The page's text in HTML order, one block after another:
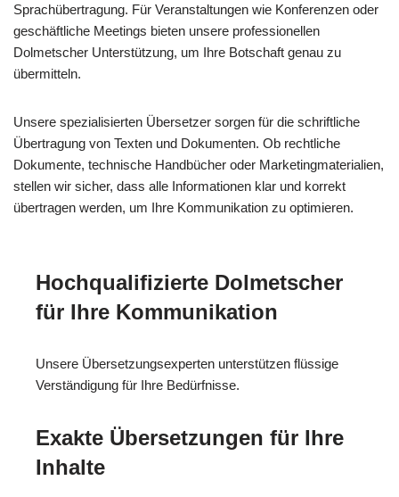
Sprachübertragung. Für Veranstaltungen wie Konferenzen oder
geschäftliche Meetings bieten unsere professionellen
Dolmetscher Unterstützung, um Ihre Botschaft genau zu
übermitteln.
Unsere spezialisierten Übersetzer sorgen für die schriftliche
Übertragung von Texten und Dokumenten. Ob rechtliche
Dokumente, technische Handbücher oder Marketingmaterialien,
stellen wir sicher, dass alle Informationen klar und korrekt
übertragen werden, um Ihre Kommunikation zu optimieren.
Hochqualifizierte Dolmetscher
für Ihre Kommunikation
Unsere Übersetzungsexperten unterstützen flüssige
Verständigung für Ihre Bedürfnisse.
Exakte Übersetzungen für Ihre
Inhalte